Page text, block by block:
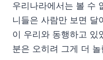
우리나라에서는 볼 수
니들은 사람만 보면 달
이 우리와 동행하고 있
분은 오히려 그게 더